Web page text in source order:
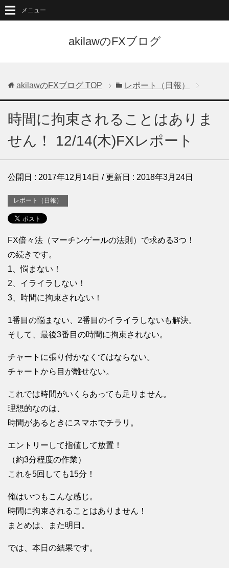
akilawのFXブログ
メニュー
akilawのFXブログ TOP レポート（日報）
時間に拘束されることはありま
せん！ 12/14(木)FXレポート
公開日 : 2017年12月14日 / 更新日 : 2018年3月24日
レポート（日報）
FX倍々法（マーチンゲールの法則）で求める3つ！
の続きです。
1、悩まない！
2、イライラしない！
3、時間に拘束されない！
1番目の悩まない、2番目のイライラしないも解決。
そして、最後3番目の時間に拘束されない。
チャートに張り付かなくてはならない。
チャートから目が離せない。
これでは時間がいくらあっても足りません。
理想的なのは、
時間があるときにスマホでチラリ。
エントリーして指値して放置！
（約3分程度の作業）
これを5回しても15分！
俺はいつもこんな感じ。
時間に拘束されることはありません！
まとめは、また明日。
では、本日の結果です。